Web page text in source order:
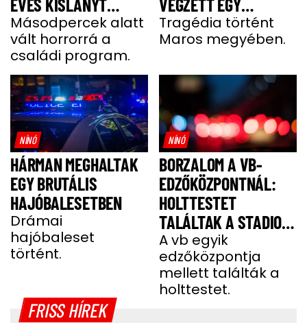
ÉVES KISLÁNYT
HEVESBEN
Másodpercek alatt
vált horrorrá a
családi program.
VÉGZETT EGY
FÉRFIVEL
Tragédia történt
Maros megyében.
NÍNÓ
HÁRMAN MEGHALTAK
EGY BRUTÁLIS
HAJÓBALESETBEN
Drámai
hajóbaleset
történt.
NÍNÓ
BORZALOM A VB-
EDZŐKÖZPONTNÁL:
HOLTTESTET
TALÁLTAK A STADION
MELLETTI
PARKOLÓBAN
A vb egyik
edzőközpontja
mellett találták a
holttestet.
FRISS HÍREK